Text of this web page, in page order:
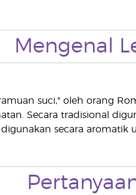
Mengenal
suci," oleh orang
Secara tradisional
secara aromatik